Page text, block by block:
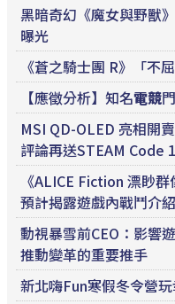
黑暗奇幻《魔女與野獸
曝光
《蒼之騎士團 R》「不
【應徵分析】知名電競
MSI QD-OLED 亮相開
評論再送STEAM Code
《ALICE Fiction 漂眇
預計揭露遊戲內戰鬥介
動視暴雪前CEO：影響
推動變革的重要推手
新北嗨Fun寒假冬令營